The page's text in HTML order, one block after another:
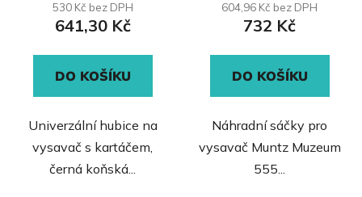
530 Kč bez DPH
641,30 Kč
DO KOŠÍKU
Univerzální hubice na
vysavač s kartáčem,
černá koňská...
604,96 Kč bez DPH
732 Kč
DO KOŠÍKU
Náhradní sáčky pro
vysavač Muntz Muzeum
555...